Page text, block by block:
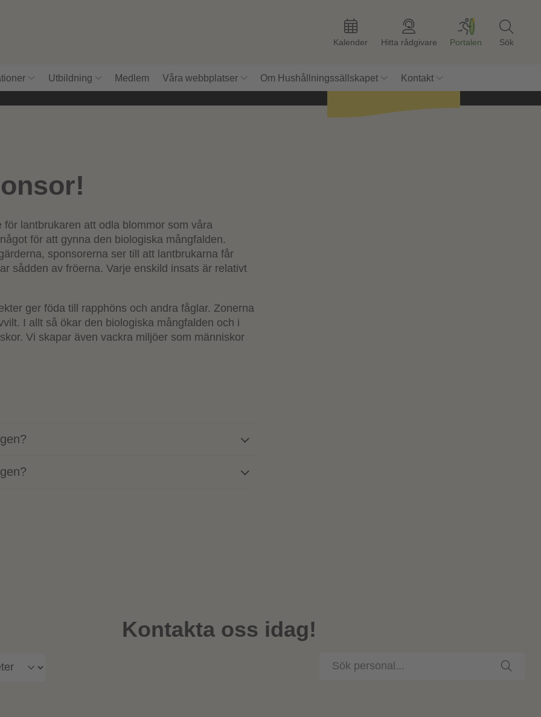
Kalender Hitta rådgivare Portalen Sök
Utbildning Medlem Våra webbplatser Om Hushållningssällskapet Kontakt
Bli sponsor
idag!
lantbrukaren att odla blommor som våra
för att gynna den biologiska mångfalden.
sponsorerna ser till att lantbrukarna får
sådden av fröerna. Varje enskild insats är relativt
ger föda till rapphöns och andra fåglar. Zonerna
I allt så ökar den biologiska mångfalden och i
Vi skapar även vackra miljöer som människor
Kontakta oss idag!
personal